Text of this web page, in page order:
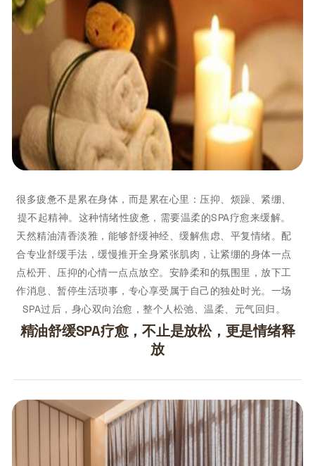
很多疲惫不是累在身体，而是累在心里：压抑、烦躁、紧绷、
提不起精神。这种情绪性疲惫，需要温柔的SPA疗愈来缓解。
天然精油清香淡雅，能够舒缓神经、缓解焦虑、平复情绪。配
合专业舒缓手法，缓慢推开全身紧张肌肉，让紧绷的身体一点
点松开、压抑的心情一点点放空。安静柔和的氛围里，放下工
作消息、暂停生活琐事，专心享受属于自己的独处时光。一场
SPA过后，身心双向治愈，整个人松弛、温柔、元气回归。
精油舒缓SPA疗愈，不止是放松，更是情绪释
放